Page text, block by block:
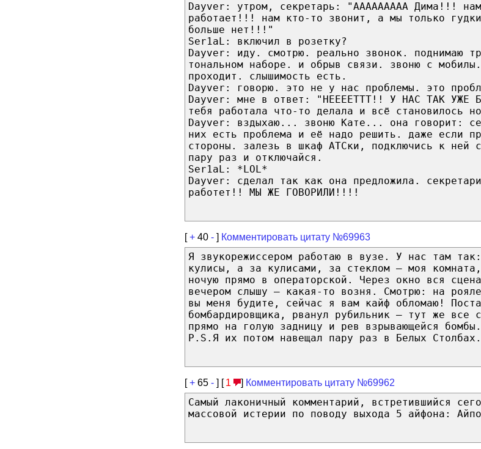
Dayver: утром, секретарь: "ААААААААА Дима!!!
работает!!! нам кто-то звонит, а мы только
больше нет!!!"
Ser1aL: включил в розетку?
Dayver: иду. смотрю. реально звонок. поднимаю
тональном наборе. и обрыв связи. звоню с
проходит. слышимость есть.
Dayver: говорю. это не у нас проблемы. это
Dayver: мне в ответ: "НЕЕЕЕТТТ!! У НАС ТАК УЖЕ
тебя работала что-то делала и всё становилось
Dayver: вздыхаю... звоню Кате... она говорит:
них есть проблема и её надо решить. даже если
стороны. залезь в шкаф АТСки, подключись к ней
пару раз и отключайся.
Ser1aL: *LOL*
Dayver: сделал так как она предложила.
работет!! МЫ ЖЕ ГОВОРИЛИ!!!!
[+ 40 - ] Комментировать цитату №69963
Я звукорежиссером работаю в вузе. У нас там
кулисы, а за кулисами, за стеклом — моя
ночую прямо в операторской. Через окно вся
вечером слышу — какая-то возня. Смотрю: на
вы меня будите, сейчас я вам кайф обломаю!
бомбардировщика, рванул рубильник — тут же все
прямо на голую задницу и рев взрывающейся бомбы.
P.S.Я их потом навещал пару раз в Белых Столбах.
[+ 65 - ] [ 1 ] Комментировать цитату №69962
Самый лаконичный комментарий, встретившийся
массовой истерии по поводу выхода 5 айфона: